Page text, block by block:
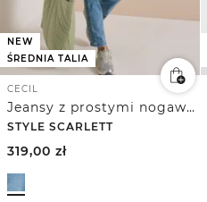
NEW
ŚREDNIA TALIA
CECIL
Jeansy z prostymi nogawkami i lamówką w panterkę
STYLE SCARLETT
319,00 zł